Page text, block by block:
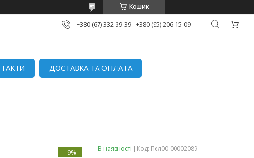
Кошик
+380 (67) 332-39-39 +380 (95) 206-15-09
ДОСТАВКА ТА ОПЛАТА
–9% В наявності Код: Пел00-00002089